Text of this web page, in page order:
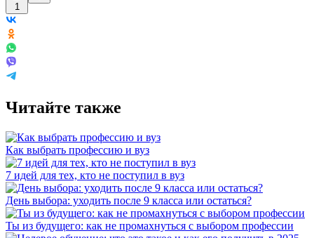
1
Читайте также
Как выбрать профессию и вуз
7 идей для тех, кто не поступил в вуз
День выбора: уходить после 9 класса или остаться?
Ты из будущего: как не промахнуться с выбором профессии